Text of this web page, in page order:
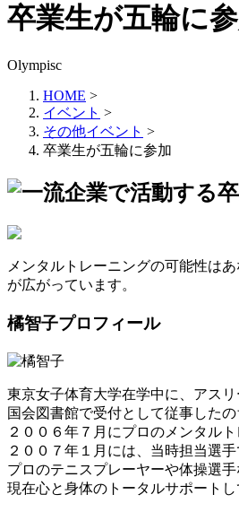
卒業生が五輪に
Olympisc
HOME >
イベント >
その他イベント >
卒業生が五輪に参加
メンタルトレーニングの可能性は
が広がっています。
橘智子プロフィール
東京女子体育大学在学中に、アス
国会図書館で受付として従事した
２００６年７月にプロのメンタル
２００７年１月には、当時担当選
プロのテニスプレーヤーや体操選
現在心と身体のトータルサポート